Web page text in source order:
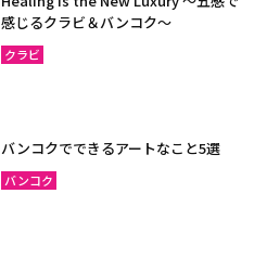
感じるクラビ＆バンコク～
クラビ
バンコクでできるアートなこと5選
バンコク